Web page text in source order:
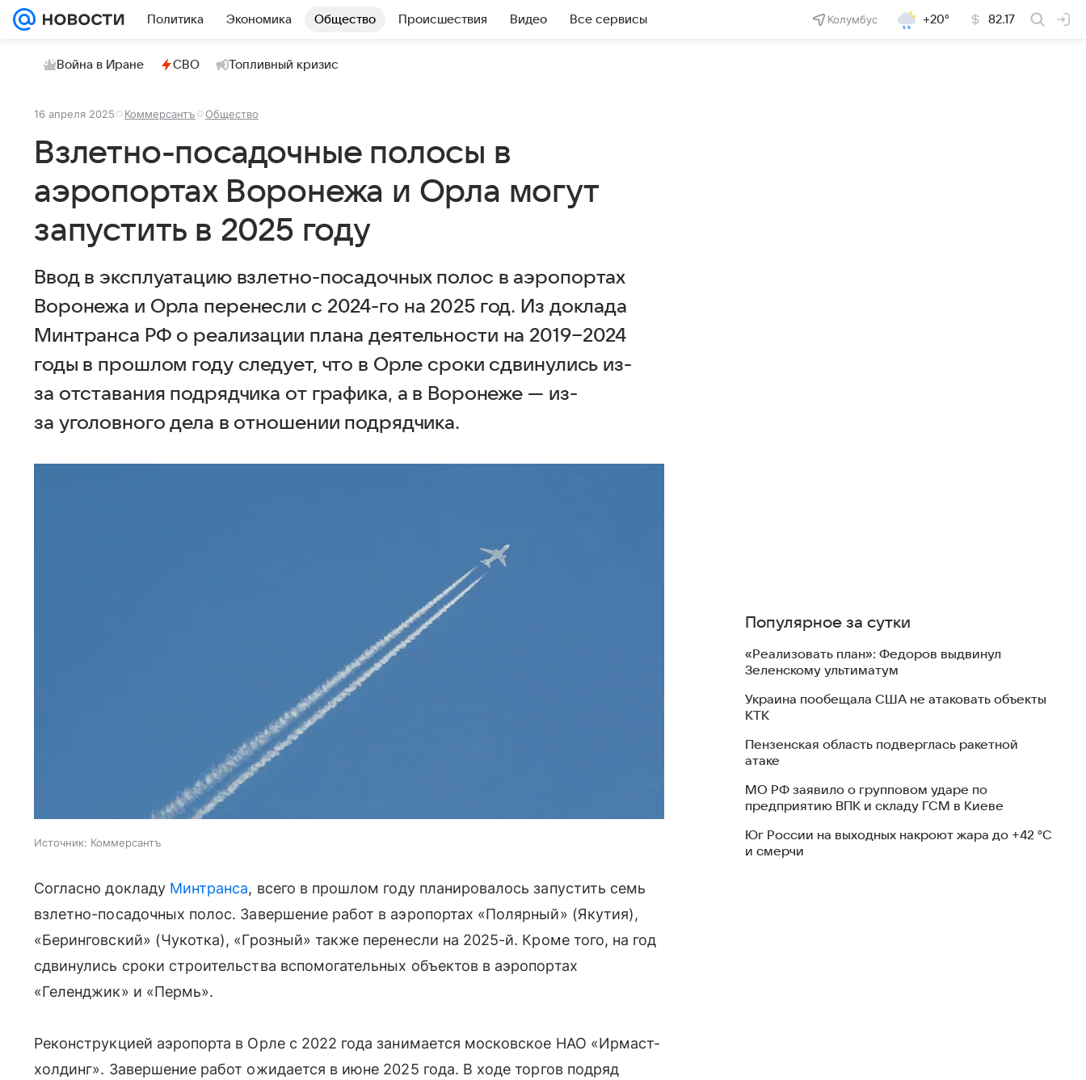
Политика Экономика Общество Происшествия Видео Все сервисы Колумбус +20° 82.17
Война в Иране СВО Топливный кризис
16 апреля 2025 Коммерсантъ Общество
Взлетно-посадочные полосы в
аэропортах Воронежа и Орла могут
запустить в 2025 году
Ввод в эксплуатацию взлетно-посадочных полос в аэропортах
Воронежа и Орла перенесли с 2024-го на 2025 год. Из доклада
Минтранса РФ о реализации плана деятельности на 2019−2024
годы в прошлом году следует, что в Орле сроки сдвинулись из-
за отставания подрядчика от графика, а в Воронеже — из-
за уголовного дела в отношении подрядчика.
Источник: Коммерсантъ
Согласно докладу Минтранса, всего в прошлом году планировалось запустить семь
взлетно-посадочных полос. Завершение работ в аэропортах «Полярный» (Якутия),
«Беринговский» (Чукотка), «Грозный» также перенесли на 2025-й. Кроме того, на год
сдвинулись сроки строительства вспомогательных объектов в аэропортах
«Геленджик» и «Пермь».
Реконструкцией аэропорта в Орле с 2022 года занимается московское НАО «Ирмаст-
холдинг». Завершение работ ожидается в июне 2025 года. В ходе торгов подряд
Популярное за сутки
«Реализовать план»: Федоров выдвинул
Зеленскому ультиматум
Украина пообещала США не атаковать объекты
КТК
Пензенская область подверглась ракетной
атаке
МО РФ заявило о групповом ударе по
предприятию ВПК и складу ГСМ в Киеве
Юг России на выходных накроют жара до +42 °C
и смерчи